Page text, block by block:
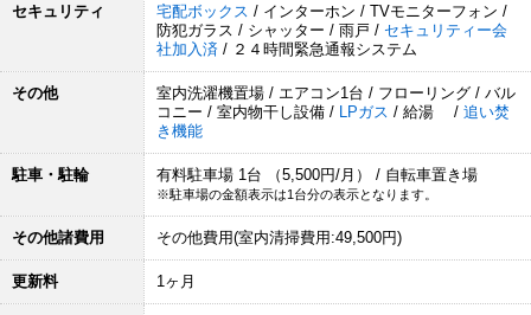
セキュリティ 宅配ボックス / インターホン / TVモニターフォン /
防犯ガラス / シャッター / 雨戸 / セキュリティー会
社加入済 / ２４時間緊急通報システム
その他
室内洗濯機置場 / エアコン1台 / フローリング / バル
コニー / 室内物干し設備 / LPガス / 給湯 / 追い焚
き機能
駐車・駐輪 有料駐車場 1台 （5,500円/月） / 自転車置き場
※駐車場の金額表示は1台分の表示となります。
その他諸費用 その他費用(室内清掃費用:49,500円)
更新料 1ヶ月